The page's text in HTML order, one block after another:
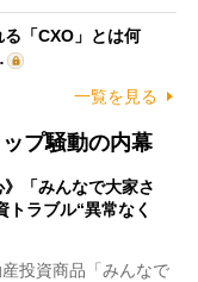
「CXO」とは何
一覧を見る
プ騒動の内幕
》「みんなで大家さ
トラブル“異常なく
投資商品「みんなで